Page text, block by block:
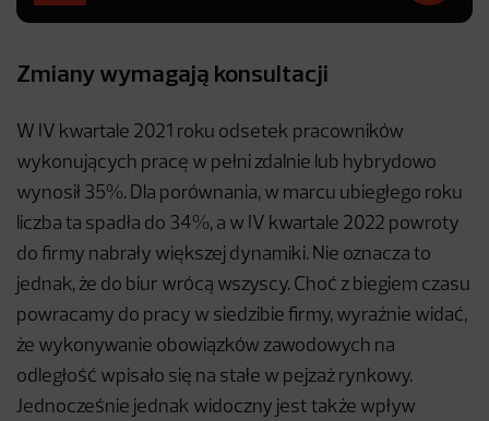
Zmiany wymagają konsultacji
W IV kwartale 2021 roku odsetek pracowników
wykonujących pracę w pełni zdalnie lub hybrydowo
wynosił 35%. Dla porównania, w marcu ubiegłego roku
liczba ta spadła do 34%, a w IV kwartale 2022 powroty
do firmy nabrały większej dynamiki. Nie oznacza to
jednak, że do biur wrócą wszyscy. Choć z biegiem czasu
powracamy do pracy w siedzibie firmy, wyraźnie widać,
że wykonywanie obowiązków zawodowych na
odległość wpisało się na stałe w pejzaż rynkowy.
Jednocześnie jednak widoczny jest także wpływ